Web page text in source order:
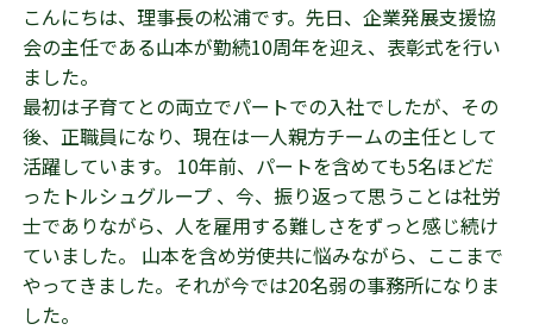
こんにちは、理事長の松浦です。先日、企業発展支援協
会の主任である山本が勤続10周年を迎え、表彰式を行い
ました。
最初は子育てとの両立でパートでの入社でしたが、その
後、正職員になり、現在は一人親方チームの主任として
活躍しています。 10年前、パートを含めても5名ほどだ
ったトルシュグループ 、今、振り返って思うことは社労
士でありながら、人を雇用する難しさをずっと感じ続け
ていました。 山本を含め労使共に悩みながら、ここまで
やってきました。それが今では20名弱の事務所になりま
した。